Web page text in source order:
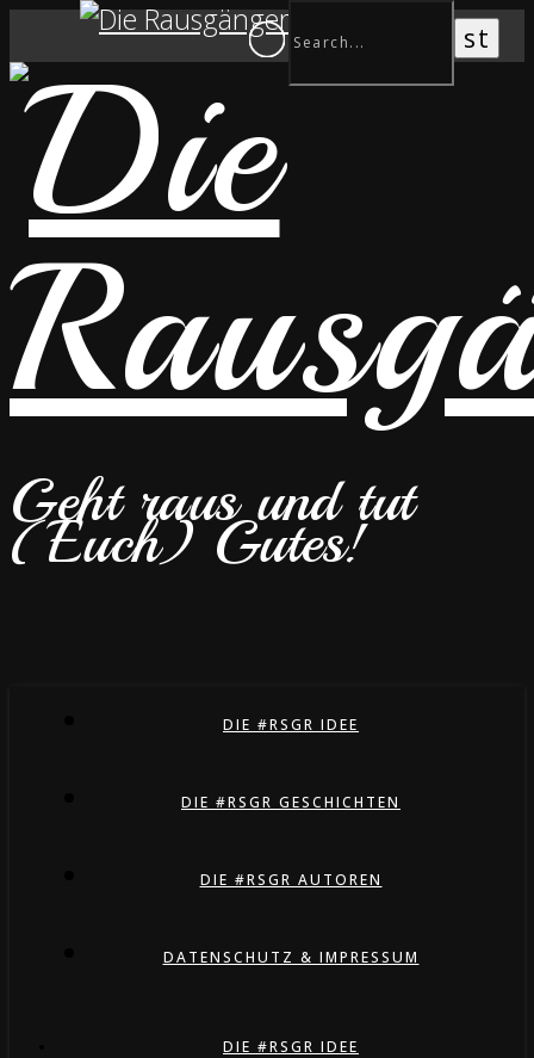
Geht raus und tut
(Euch) Gutes!
DIE #RSGR IDEE
DIE #RSGR GESCHICHTEN
DIE #RSGR AUTOREN
DATENSCHUTZ & IMPRESSUM
DIE #RSGR IDEE